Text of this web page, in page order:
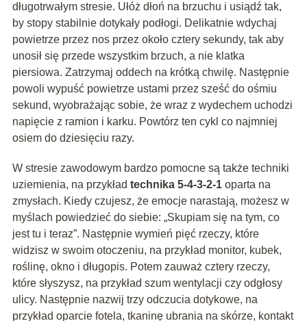
długotrwałym stresie. Ułóż dłoń na brzuchu i usiądź tak,
by stopy stabilnie dotykały podłogi. Delikatnie wdychaj
powietrze przez nos przez około cztery sekundy, tak aby
unosił się przede wszystkim brzuch, a nie klatka
piersiowa. Zatrzymaj oddech na krótką chwilę. Następnie
powoli wypuść powietrze ustami przez sześć do ośmiu
sekund, wyobrażając sobie, że wraz z wydechem uchodzi
napięcie z ramion i karku. Powtórz ten cykl co najmniej
osiem do dziesięciu razy.
W stresie zawodowym bardzo pomocne są także techniki
uziemienia, na przykład technika 5-4-3-2-1oparta na
zmysłach. Kiedy czujesz, że emocje narastają, możesz w
myślach powiedzieć do siebie: „Skupiam się na tym, co
jest tu i teraz”. Następnie wymień pięć rzeczy, które
widzisz w swoim otoczeniu, na przykład monitor, kubek,
roślinę, okno i długopis. Potem zauważ cztery rzeczy,
które słyszysz, na przykład szum wentylacji czy odgłosy
ulicy. Następnie nazwij trzy odczucia dotykowe, na
przykład oparcie fotela, tkaninę ubrania na skórze, kontakt